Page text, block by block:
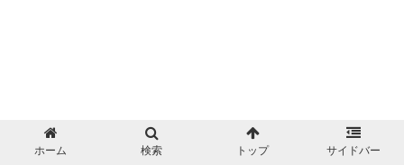
ホーム 検索 トップ サイドバー